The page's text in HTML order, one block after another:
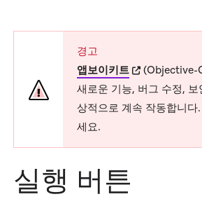
경고
앱보이키트(opens in new
(Objective-
새로운 기능, 버그 수정,
상적으로 계속 작동합니다
세요.
실행 버튼